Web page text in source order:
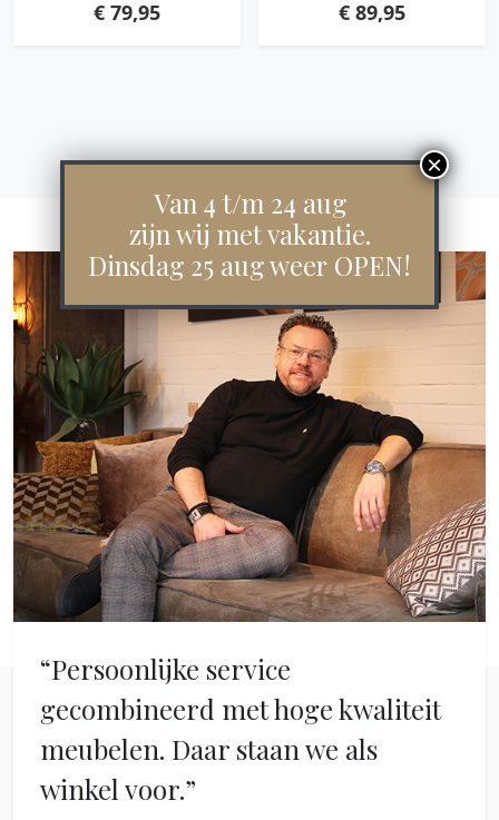
€79,95 € 89,95
“Persoonlijke service
gecombineerd met hoge kwaliteit
meubelen. Daar staan we als
winkel voor.”
Van 4 t/m 24 aug
zijn wij met vakantie.
Dinsdag 25 aug weer OPEN!